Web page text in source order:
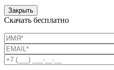
Закрыть
Скачать бесплатно